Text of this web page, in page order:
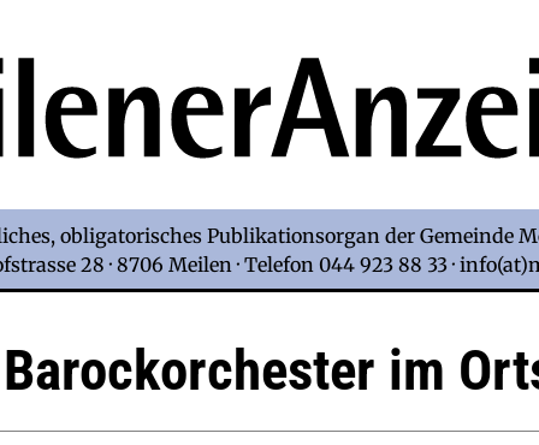
obligatorisches Publikationsorgan der Gemeinde
28 · 8706 Meilen · Telefon 044 923 88 33 ·
im